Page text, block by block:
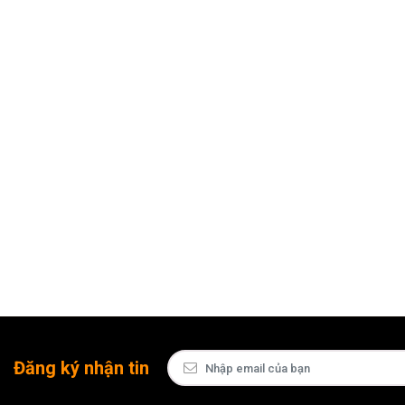
Đăng ký nhận tin